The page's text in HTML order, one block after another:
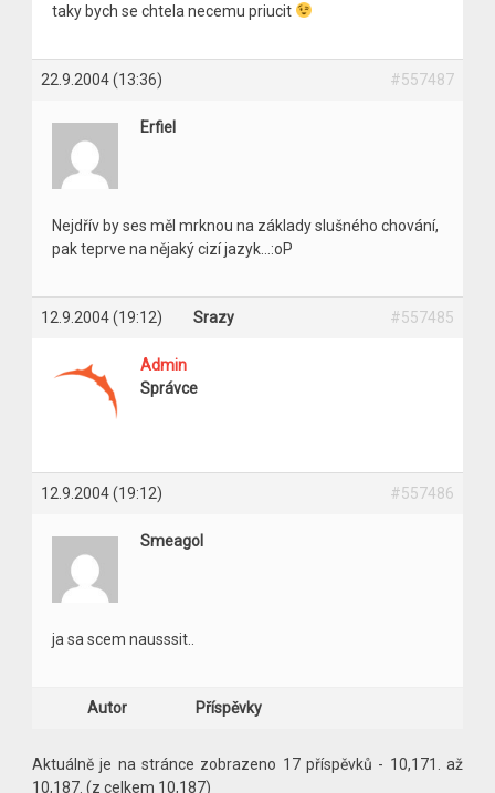
taky bych se chtela necemu priucit
22.9.2004 (13:36) #557487
Erfiel
Nejdřív by ses měl mrknou na základy slušného chování,
pak teprve na nějaký cizí jazyk…:oP
12.9.2004 (19:12) Srazy #557485
Admin
Správce
12.9.2004 (19:12) #557486
Smeagol
ja sa scem nausssit..
Autor Příspěvky
Aktuálně je na stránce zobrazeno 17 příspěvků - 10,171. až
10,187. (z celkem 10,187)